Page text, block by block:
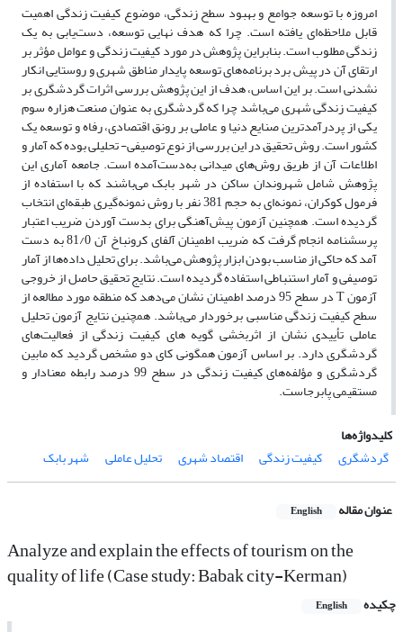
امروزه با توسعه جوامع و بهبود سطح زندگی، موضوع کیفیت زندگی اهمیت
قابل ملاحظه‌ای یافته است. چرا که هدف نهایی توسعه، دست‌یابی به یک
زندگی مطلوب است. بنابراین پژوهش در مورد کیفیت زندگی و عوامل مؤثر بر
ارتقای آن در پیش برد برنامه‌های توسعه پایدار مناطق شهری و روستایی انکار
نشدنی است. بر این اساس، هدف از این پژوهش بررسی اثرات گردشگری بر
کیفیت زندگی شهری می‌باشد چرا که گردشگری به عنوان صنعت هزاره سوم
یکی از پردرآمدترین صنایع دنیا و عاملی بر رونق اقتصادی، رفاه و توسعه یک
کشور است. روش تحقیق در این بررسی از نوع توصیفی- تحلیلی بوده که آمار و
اطلاعات آن از طریق روش‌های میدانی به‌دست‌آمده است. جامعه آماری این
پژوهش شامل شهروندان ساکن در شهر بابک می‌باشند که با استفاده از
فرمول کوکران، نمونه‌ای به حجم 381 نفر با روش نمونه‌گیری طبقه‌ای انتخاب
گردیده است. همچنین آزمون پیش‌آهنگی برای بدست آوردن ضریب اعتبار
پرسشنامه انجام گرفت که ضریب اطمینان آلفای کرونباخ آن 81/0 به دست
آمد که حاکی از مناسب بودن ابزار پژوهش می‌باشد. برای تحلیل داده‌ها از آمار
توصیفی و آمار استنباطی استفاده گردیده است. نتایج تحقیق حاصل از خروجی
آزمون T در سطح 95 درصد اطمینان نشان می‌دهد که منطقه مورد مطالعه از
سطح کیفیت زندگی مناسبی برخوردار می‌باشد. همچنین نتایج آزمون تحلیل
عاملی تأییدی نشان از اثربخشی گویه های کیفیت زندگی از فعالیت‌های
گردشگری دارد. بر اساس آزمون همگونی کای دو مشخص گردید که مابین
گردشگری و مؤلفه‌های کیفیت زندگی در سطح 99 درصد رابطه معنادار و
مستقیمی پابرجاست.
کلیدواژه‌ها
گردشگری
کیفیت زندگی اقتصاد شهری تحلیل عاملی شهر بابک
عنوان مقاله English
Analyze and explain the effects of tourism on the
quality of life (Case study: Babak city-Kerman)
چکیده English